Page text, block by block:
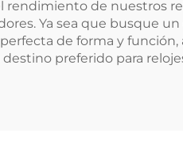
rendimiento de nuestros
Ya sea que busque
de forma y
destino preferido para